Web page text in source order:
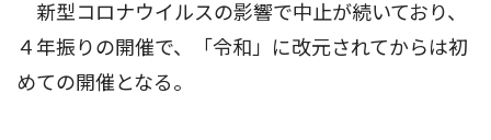
新型コロナウイルスの影響で中止が続いており、
４年振りの開催で、「令和」に改元されてからは初
めての開催となる。